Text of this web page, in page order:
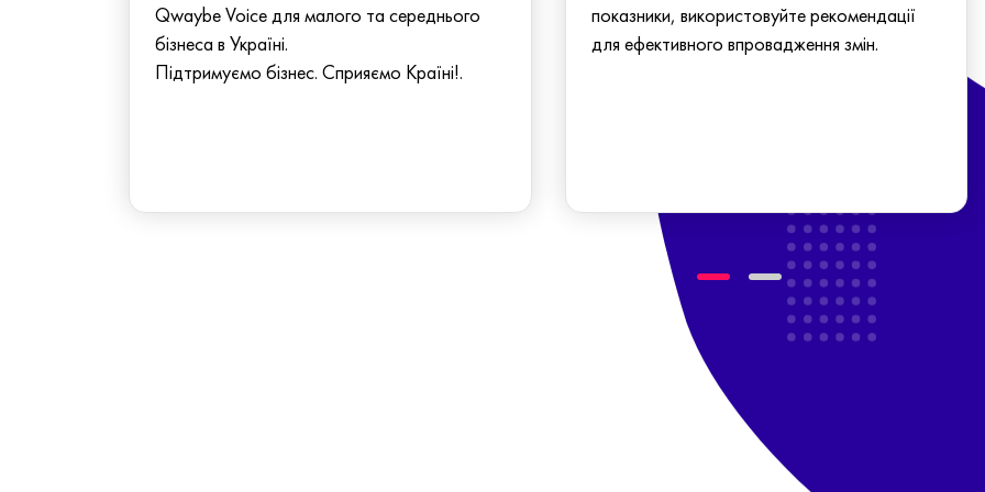
Qwaybe Voice для малого та середнього
бізнеса в Україні.
Підтримуємо бізнес. Сприяємо Країні!.
показники, використовуйте рекомендації
для ефективного впровадження змін.